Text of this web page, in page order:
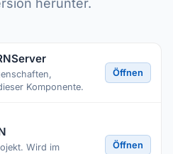
herunter.
Komponente.
Öffnen
Wird im
Öffnen